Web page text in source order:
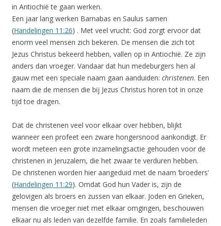
in Antiochië te gaan werken.
Een jaar lang werken Barnabas en Saulus samen
(Handelingen 11:26) . Met veel vrucht: God zorgt ervoor dat
enorm veel mensen zich bekeren. De mensen die zich tot
Jezus Christus bekeerd hebben, vallen op in Antiochië. Ze zijn
anders dan vroeger. Vandaar dat hun medeburgers hen al
gauw met een speciale naam gaan aanduiden: christenen. Een
naam die de mensen die bij Jezus Christus horen tot in onze
tijd toe dragen.
Dat de christenen veel voor elkaar over hebben, blijkt
wanneer een profeet een zware hongersnood aankondigt. Er
wordt meteen een grote inzamelingsactie gehouden voor de
christenen in Jeruzalem, die het zwaar te verduren hebben.
De christenen worden hier aangeduid met de naam ‘broeders’
(Handelingen 11:29). Omdat God hun Vader is, zijn de
gelovigen als broers en zussen van elkaar. Joden en Grieken,
mensen die vroeger niet met elkaar omgingen, beschouwen
elkaar nu als leden van dezelfde familie. En zoals familieleden